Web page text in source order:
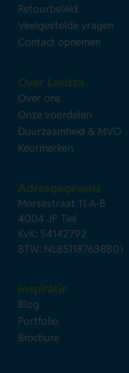
Retourbeleid
Veelgestelde vragen
Contact opnemen
Over Lavista
Over ons
Onze voordelen
Duurzaamheid & MVO
Keurmerken
Adresgegevens
Morsestraat 11 A-B
4004 JP Tiel
KvK: 54142792
BTW: NL851187638B01
Inspiratie
Blog
Portfolio
Brochure